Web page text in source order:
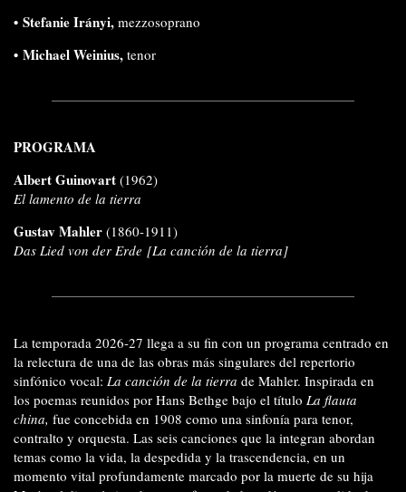
• Stefanie Irányi, mezzosoprano
• Michael Weinius, tenor
PROGRAMA
Albert Guinovart (1962)
El lamento de la tierra
Gustav Mahler (1860-1911)
Das Lied von der Erde [La canción de la tierra]
La temporada 2026-27 llega a su fin con un programa centrado en
la relectura de una de las obras más singulares del repertorio
sinfónico vocal: La canción de la tierra de Mahler. Inspirada en
los poemas reunidos por Hans Bethge bajo el título La flauta
china, fue concebida en 1908 como una sinfonía para tenor,
contralto y orquesta. Las seis canciones que la integran abordan
temas como la vida, la despedida y la trascendencia, en un
momento vital profundamente marcado por la muerte de su hija